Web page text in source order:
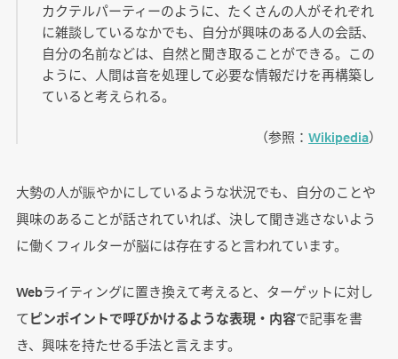
カクテルパーティーのように、たくさんの人がそれぞれ
に雑談しているなかでも、自分が興味のある人の会話、
自分の名前などは、自然と聞き取ることができる。この
ように、人間は音を処理して必要な情報だけを再構築し
ていると考えられる。
（参照：Wikipedia）
大勢の人が賑やかにしているような状況でも、自分のことや
興味のあることが話されていれば、決して聞き逃さないよう
に働くフィルターが脳には存在すると言われています。
Webライティングに置き換えて考えると、ターゲットに対し
てピンポイントで呼びかけるような表現・内容で記事を書
き、興味を持たせる手法と言えます。